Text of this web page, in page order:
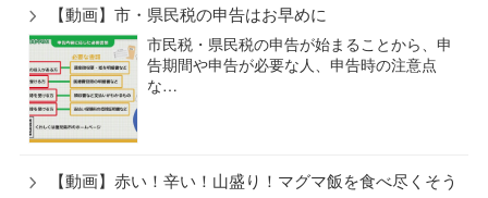
【動画】市・県民税の申告はお早めに
市民税・県民税の申告が始まることから、申
告期間や申告が必要な人、申告時の注意点
な…
【動画】赤い！辛い！山盛り！マグマ飯を食べ尽くそう